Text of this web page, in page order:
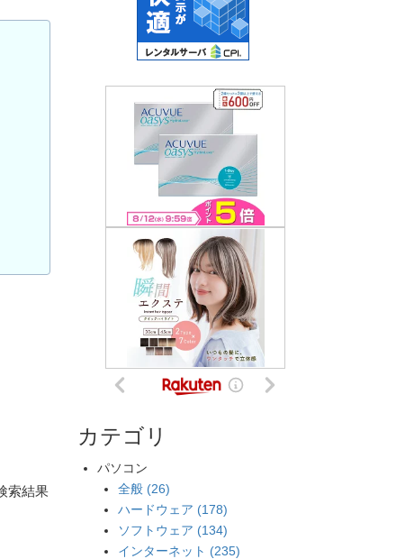
索結果
カテゴリ
パソコン
全般 (26)
ハードウェア (178)
ソフトウェア (134)
インターネット (235)